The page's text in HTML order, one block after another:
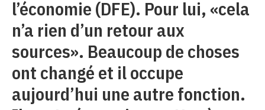
l’économie (DFE). Pour lui, «cela
n’a rien d’un retour aux
sources». Beaucoup de choses
ont changé et il occupe
aujourd’hui une autre fonction.